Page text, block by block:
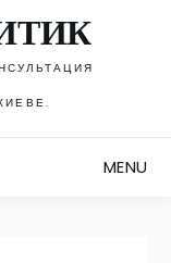
MENU